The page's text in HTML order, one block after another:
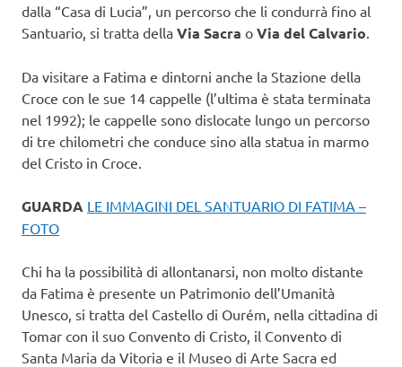
dalla “Casa di Lucia”, un percorso che li condurrà fino al
Santuario, si tratta della Via Sacra o Via del Calvario
Da visitare a Fatima e dintorni anche la Stazione della
Croce con le sue 14 cappelle (l’ultima è stata terminata
nel 1992); le cappelle sono dislocate lungo un percorso
di tre chilometri che conduce sino alla statua in marmo
del Cristo in Croce.
GUARDA LE IMMAGINI DEL SANTUARIO DI FATIMA –
FOTO
Chi ha la possibilità di allontanarsi, non molto distante
da Fatima è presente un Patrimonio dell’Umanità
Unesco, si tratta del Castello di Ourém, nella cittadina di
Tomar con il suo Convento di Cristo, il Convento di
Santa Maria da Vitoria e il Museo di Arte Sacra ed